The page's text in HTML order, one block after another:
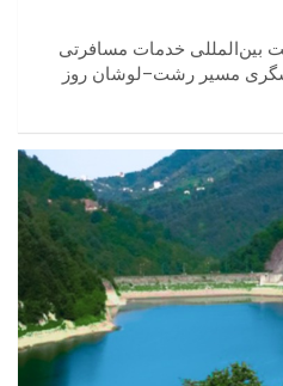
بین‌المللی خدمات مسافرتی
مسیر رشت–لوشان روز